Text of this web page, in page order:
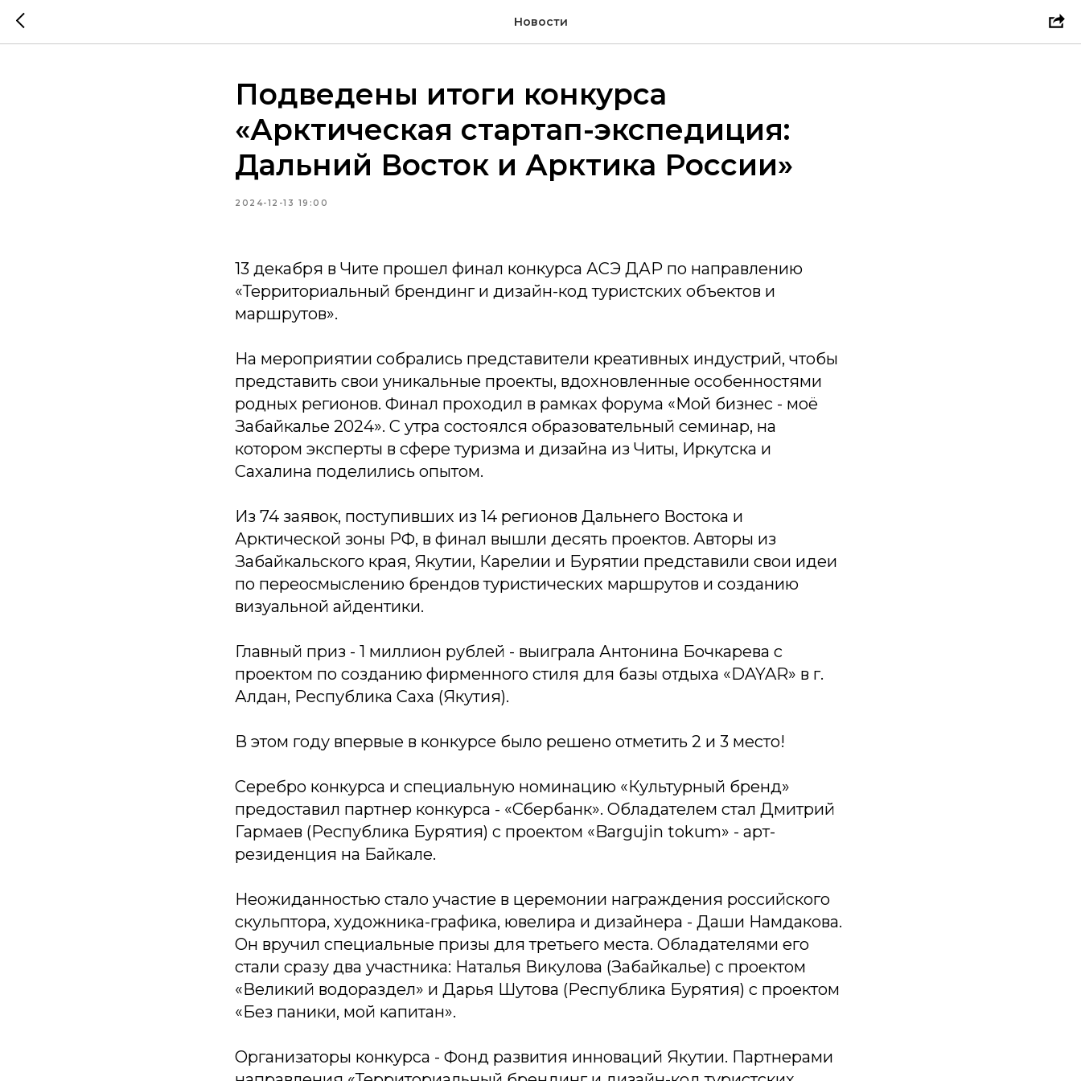
Новости
Подведены итоги конкурса
«Арктическая стартап-экспедиция:
Дальний Восток и Арктика России»
2024-12-13 19:00
13 декабря в Чите прошел финал конкурса АСЭ ДАР по направлению
«Территориальный брендинг и дизайн-код туристских объектов и
маршрутов».
На мероприятии собрались представители креативных индустрий, чтобы
представить свои уникальные проекты, вдохновленные особенностями
родных регионов. Финал проходил в рамках форума «Мой бизнес - моё
Забайкалье 2024». С утра состоялся образовательный семинар, на
котором эксперты в сфере туризма и дизайна из Читы, Иркутска и
Сахалина поделились опытом.
Из 74 заявок, поступивших из 14 регионов Дальнего Востока и
Арктической зоны РФ, в финал вышли десять проектов. Авторы из
Забайкальского края, Якутии, Карелии и Бурятии представили свои идеи
по переосмыслению брендов туристических маршрутов и созданию
визуальной айдентики.
Главный приз - 1 миллион рублей - выиграла Антонина Бочкарева с
проектом по созданию фирменного стиля для базы отдыха «DAYAR» в г.
Алдан, Республика Саха (Якутия).
В этом году впервые в конкурсе было решено отметить 2 и 3 место!
Серебро конкурса и специальную номинацию «Культурный бренд»
предоставил партнер конкурса - «Сбербанк». Обладателем стал Дмитрий
Гармаев (Республика Бурятия) с проектом «Bargujin tokum» - арт-
резиденция на Байкале.
Неожиданностью стало участие в церемонии награждения российского
скульптора, художника-графика, ювелира и дизайнера - Даши Намдакова.
Он вручил специальные призы для третьего места. Обладателями его
стали сразу два участника: Наталья Викулова (Забайкалье) с проектом
«Великий водораздел» и Дарья Шутова (Республика Бурятия) с проектом
«Без паники, мой капитан».
Организаторы конкурса - Фонд развития инноваций Якутии. Партнерами